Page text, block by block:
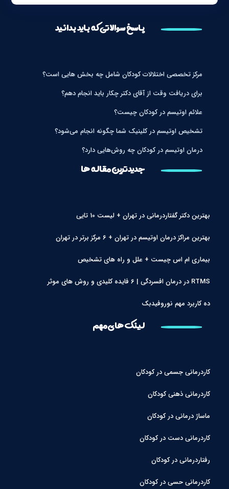
پاسخ سوالاتی که باید بدانید
مرکز تخصصی اختلالات کودکان شامل چه بخش هایی است؟
برای دریافت وقت از آقای دکتر چکار باید انجام دهم؟
علائم اوتیسم در کودکان چیست؟
تشخیص اوتیسم در کلینیک شما چگونه انجام می‌شود؟
درمان اوتیسم در کودکان چه روش‌هایی دارد؟
جدیدترین مقاله ها
بهترین دکتر گفتاردرمانی در تهران + لیست 10 تایی
بهترین مراکز درمان اوتیسم در تهران + 6 مرکز برتر در تهران
بیماری ام اس چیست + علل و راه های تشخیص
RTMS در درمان افسردگی | 6 فایده کلیدی و روش های موثر
ده کاربرد مهم نوروفیدبک
لینک های مهم
کاردرمانی جسمی در کودکان
کاردرمانی ذهنی کودکان
ماساژ درمانی در کودکان
کاردرمانی دست در کودکان
رفتاردرمانی در کودکان
کاردرمانی حسی در کودکان